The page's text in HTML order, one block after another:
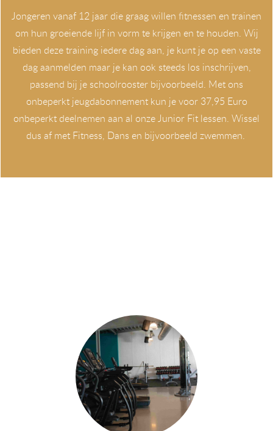
Jongeren vanaf 12 jaar die graag willen fitnessen en trainen
om hun groeiende lijf in vorm te krijgen en te houden. Wij
bieden deze training iedere dag aan, je kunt je op een vaste
dag aanmelden maar je kan ook steeds los inschrijven,
passend bij je schoolrooster bijvoorbeeld. Met ons
onbeperkt jeugdabonnement kun je voor 37,95 Euro
onbeperkt deelnemen aan al onze Junior Fit lessen. Wissel
dus af met Fitness, Dans en bijvoorbeeld zwemmen.